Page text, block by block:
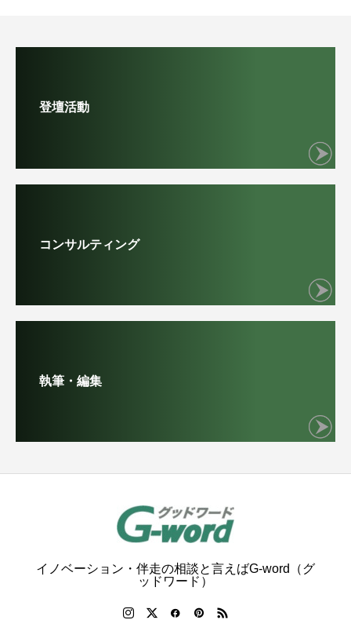
登壇活動
コンサルティング
執筆・編集
イノベーション・伴走の相談と言えばG-word（グ
ッドワード）